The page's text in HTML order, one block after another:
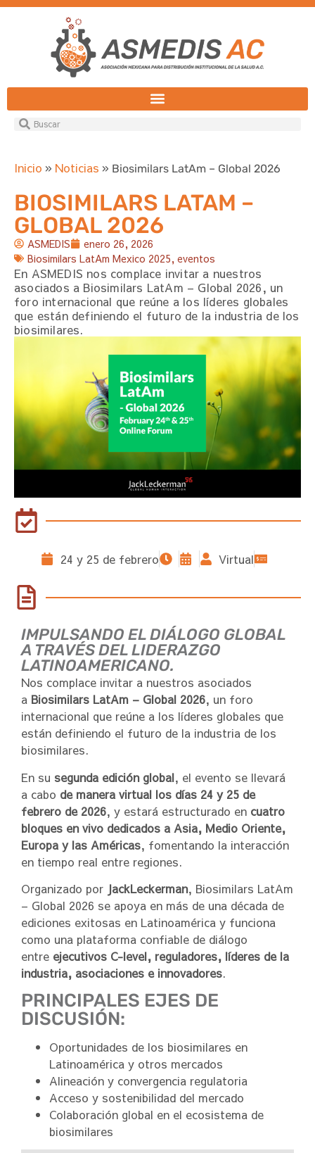
Inicio » Noticias » Biosimilars LatAm – Global 2026
BIOSIMILARS LATAM –
GLOBAL 2026
ASMEDIS
enero 26, 2026
Biosimilars LatAm Mexico 2025, eventos
En ASMEDIS nos complace invitar a nuestros
asociados a Biosimilars LatAm – Global 2026, un
foro internacional que reúne a los líderes globales
que están definiendo el futuro de la industria de los
biosimilares.
24 y 25 de febrero Virtual
IMPULSANDO EL DIÁLOGO GLOBAL
A TRAVÉS DEL LIDERAZGO
LATINOAMERICANO.
Nos complace invitar a nuestros asociados
a Biosimilars LatAm – Global 2026, un foro
internacional que reúne a los líderes globales que
están definiendo el futuro de la industria de los
biosimilares.
En su segunda edición global, el evento se llevará
a cabo de manera virtual los días 24 y 25 de
febrero de 2026, y estará estructurado en cuatro
bloques en vivo dedicados a Asia, Medio Oriente,
Europa y las Américas, fomentando la interacción
en tiempo real entre regiones.
Organizado por JackLeckerman, Biosimilars LatAm
– Global 2026 se apoya en más de una década de
ediciones exitosas en Latinoamérica y funciona
como una plataforma confiable de diálogo
entre ejecutivos C-level, reguladores, líderes de la
industria, asociaciones e innovadores.
PRINCIPALES EJES DE
DISCUSIÓN:
Oportunidades de los biosimilares en
Latinoamérica y otros mercados
Alineación y convergencia regulatoria
Acceso y sostenibilidad del mercado
Colaboración global en el ecosistema de
biosimilares